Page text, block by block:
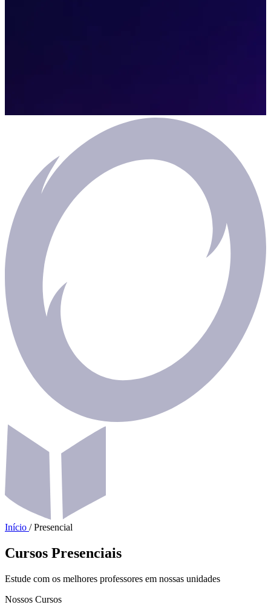
Início / Presencial
Cursos Presenciais
Estude com os melhores professores em nossas unidades
Nossos Cursos